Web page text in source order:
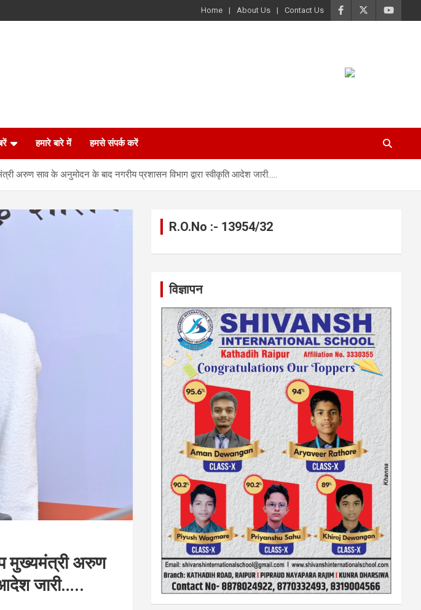
Home About Us Contact Us
हमारे बारे में हमसे संपर्क करें
अरुण साव के अनुमोदन के बाद नगरीय प्रशासन विभाग द्वारा स्वीकृति आदेश जारी…..
मुख्यमंत्री अरुण
आदेश जारी…..
R.O.No :- 13954/32
विज्ञापन